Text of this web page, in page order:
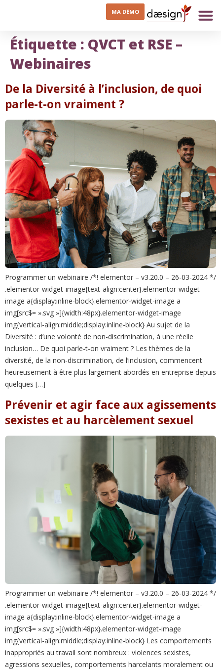
MA DÉMO
Étiquette : QVCT et RSE –
Webinaires
De la Diversité à l’inclusion, de quoi
parle-t-on vraiment ?
Programmer un webinaire /*! elementor – v3.20.0 – 26-03-2024 */
.elementor-widget-image{text-align:center}.elementor-widget-
image a{display:inline-block}.elementor-widget-image a
img[src$= ».svg »]{width:48px}.elementor-widget-image
img{vertical-align:middle;display:inline-block} Au sujet de la
Diversité : d’une volonté de non-discrimination, à une réelle
inclusion… De quoi parle-t-on vraiment ? Les thèmes de la
diversité, de la non-discrimination, de l’inclusion, commencent
heureusement à être plus largement abordés en entreprise depuis
quelques […]
Prévenir et agir face aux agissements
sexistes et au harcèlement sexuel
Programmer un webinaire /*! elementor – v3.20.0 – 26-03-2024 */
.elementor-widget-image{text-align:center}.elementor-widget-
image a{display:inline-block}.elementor-widget-image a
img[src$= ».svg »]{width:48px}.elementor-widget-image
img{vertical-align:middle;display:inline-block} Les comportements
inappropriés au travail sont nombreux : violences sexistes,
agressions sexuelles, comportements harcelants moralement ou